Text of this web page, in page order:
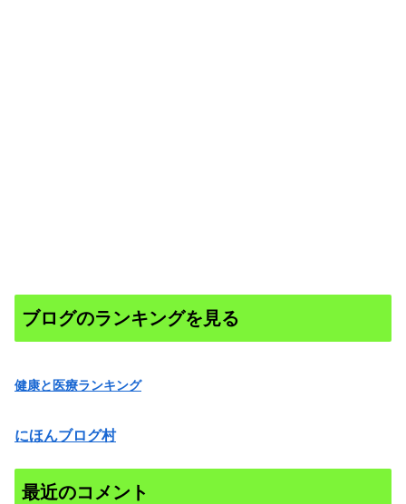
ブログのランキングを見る
健康と医療ランキング
にほんブログ村
最近のコメント